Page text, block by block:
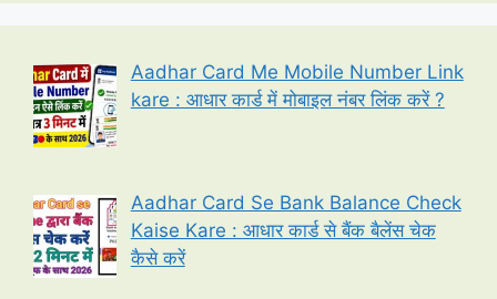
Aadhar Card Me Mobile Number Link
kare : आधार कार्ड में मोबाइल नंबर लिंक करें ?
Aadhar Card Se Bank Balance Check
Kaise Kare : आधार कार्ड से बैंक बैलेंस चेक
कैसे करें